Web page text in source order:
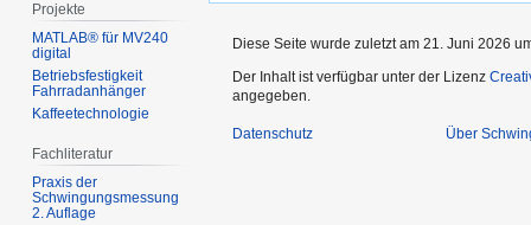
Projekte
MATLAB® für MV240
digital
Betriebsfestigkeit
Fahrradanhänger
Kaffeetechnologie
Fachliteratur
Praxis der
Schwingungsmessung
2. Auflage
Diese Seite wurde zuletzt am 21. Juni 2026
Der Inhalt ist verfügbar unter der Lizenz
angegeben.
Datenschutz Über